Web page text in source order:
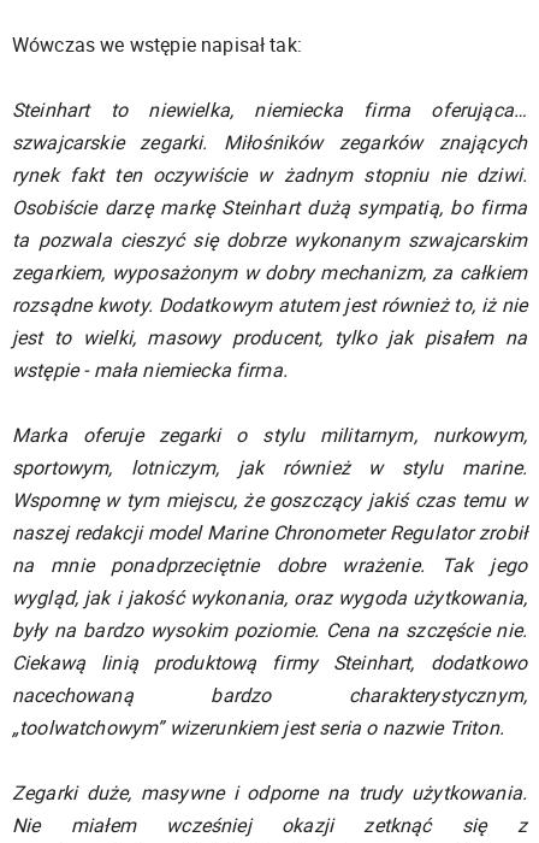
Wówczas we wstępie napisał tak:
Steinhart to niewielka, niemiecka firma oferująca…
szwajcarskie zegarki. Miłośników zegarków znających
rynek fakt ten oczywiście w żadnym stopniu nie dziwi.
Osobiście darzę markę Steinhart dużą sympatią, bo firma
ta pozwala cieszyć się dobrze wykonanym szwajcarskim
zegarkiem, wyposażonym w dobry mechanizm, za całkiem
rozsądne kwoty. Dodatkowym atutem jest również to, iż nie
jest to wielki, masowy producent, tylko jak pisałem na
wstępie - mała niemiecka firma.
Marka oferuje zegarki o stylu militarnym, nurkowym,
sportowym, lotniczym, jak również w stylu marine.
Wspomnę w tym miejscu, że goszczący jakiś czas temu w
naszej redakcji model Marine Chronometer Regulator zrobił
na mnie ponadprzeciętnie dobre wrażenie. Tak jego
wygląd, jak i jakość wykonania, oraz wygoda użytkowania,
były na bardzo wysokim poziomie. Cena na szczęście nie.
Ciekawą linią produktową firmy Steinhart, dodatkowo
nacechowaną bardzo charakterystycznym,
„toolwatchowym” wizerunkiem jest seria o nazwie Triton.
Zegarki duże, masywne i odporne na trudy użytkowania.
Nie miałem wcześniej okazji zetknąć się z